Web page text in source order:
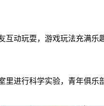
动玩耍，游戏玩法充满乐
进行科学实验，青年俱乐